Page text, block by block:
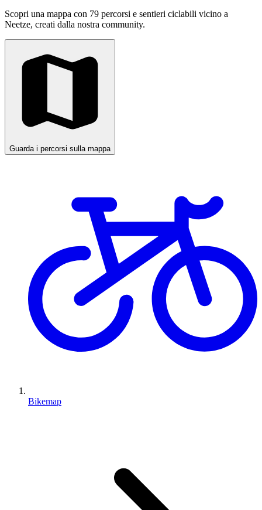
Scopri una mappa con 79 percorsi e sentieri ciclabili vicino a
Neetze, creati dalla nostra community.
Guarda i percorsi sulla mappa
Bikemap